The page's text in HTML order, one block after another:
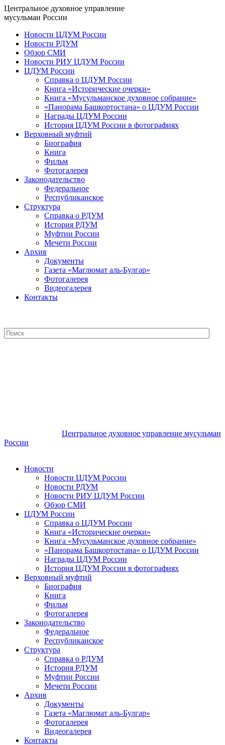
Центральное духовное управление
мусульман России
Новости ЦДУМ России
Новости РДУМ
Обзор СМИ
Новости РИУ ЦДУМ России
ЦДУМ России
Справка о ЦДУМ России
Книга «Исторические очерки»
Книга «Мусульманское духовное собрание»
«Панорама Башкортостана» о ЦДУМ России
Награды ЦДУМ России
История ЦДУМ России в фотографиях
Верховный муфтий
Биография
Книга
Фильм
Фотогалерея
Законодательство
Федеральное
Республиканское
Структура
Справка о РДУМ
История РДУМ
Муфтии России
Мечети России
Архив
Документы
Газета «Маглюмат аль-Булгар»
Фотогалерея
Видеогалерея
Контакты
Центральное духовное управление мусульман
России
Новости
Новости ЦДУМ России
Новости РДУМ
Новости РИУ ЦДУМ России
Обзор СМИ
ЦДУМ России
Справка о ЦДУМ России
Книга «Исторические очерки»
Книга «Мусульманское духовное собрание»
«Панорама Башкортостана» о ЦДУМ России
Награды ЦДУМ России
История ЦДУМ России в фотографиях
Верховный муфтий
Биография
Книга
Фильм
Фотогалерея
Законодательство
Федеральное
Республиканское
Структура
Справка о РДУМ
История РДУМ
Муфтии России
Мечети России
Архив
Документы
Газета «Маглюмат аль-Булгар»
Фотогалерея
Видеогалерея
Контакты